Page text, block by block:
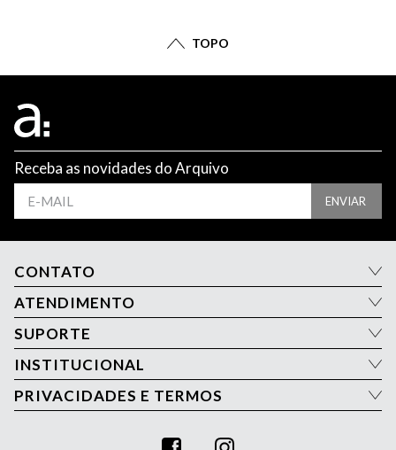
TOPO
Receba as novidades do Arquivo
ENVIAR
CONTATO
ATENDIMENTO
SUPORTE
INSTITUCIONAL
PRIVACIDADES E TERMOS